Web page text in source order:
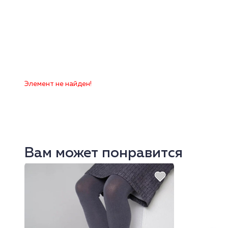
Элемент не найден!
Вам может понравится